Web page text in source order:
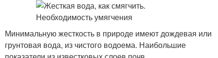
Минимальную жесткость в природе имеют дождевая или
грунтовая вода, из чистого водоема. Наибольшие